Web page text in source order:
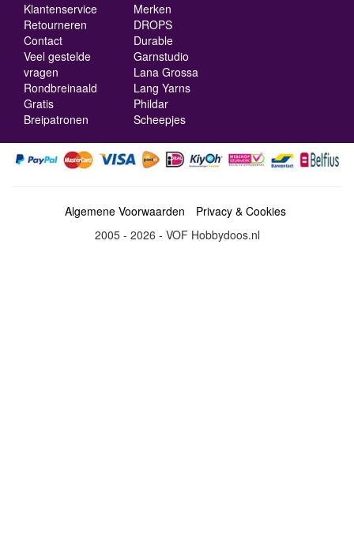
Klantenservice
Retourneren
Contact
Veel gestelde
vragen
Rondbreinaald
Gratis
Breipatronen
Merken
DROPS
Durable
Garnstudio
Lana Grossa
Lang Yarns
Phildar
Scheepjes
Algemene Voorwaarden
Privacy & Cookies
2005 - 2026 - VOF Hobbydoos.nl